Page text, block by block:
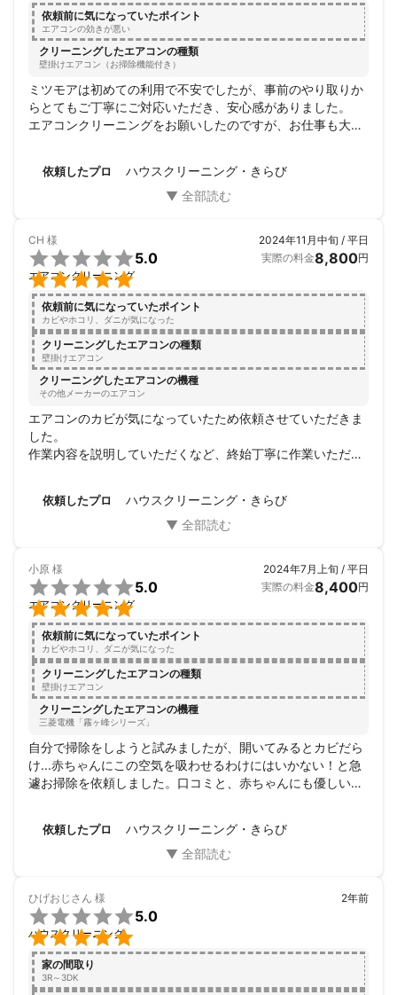
高知では当たり前に夫婦共働き
、たまの休みにもたまった汚れの
掃除…
そういう方々に寄り添うために
私は高知で起業致しました。
エアコンやお風呂のお掃除のために
そんな事しなくて構いません。
不安…
分かります！
でも、毎回キレイなった場所を
見られたお客様は頼んで良かった
とおっしゃってもらえます。
もし、どうしようか悩んでいる
ならお試しで私にお任せ下さい
ませんか
ミツモアへは新規出店なんで
口コミなんてほぼほぼありません！
口コミ書いてなんていいません。
に一生懸命やっているなんて
思ってもらいたくないですし、
お客様には口コミを書く手間も
取らせたくないし…
でも、また頼みたくなるような
仕事を致します。
軽い感じで構いません。
ご興味が少しでもわくようであれば
是非、ミツモアのチャットより
依頼前に気になっていたポイント
エアコンの効きが悪い
クリーニングしたエアコンの種類
壁掛けエアコン（お掃除機能付き）
ミツモアは初めての利用で不安でしたが、事前のやり取りか
らとてもご丁寧にご対応いただき、安心感がありました。
エアコンクリーニングをお願いしたのですが、お仕事も大変
最後に床清掃もしてくださったり、各所に細かく気配りもし
てくださって、熱心にお仕事してくださる方だと感じまし
心してお任せできる方だと思います。
山本さんのお人柄も良くて、会話も楽しかったです。
次回も山本さんにお願いしたいと思います！
ありがとうございました！
依頼したプロ ハウスクリーニング・きらび
CH 様


5.0
エアコンクリーニング
2024年11月中旬 / 平日
実際の料金8,800円
依頼前に気になっていたポイント
カビやホコリ、ダニが気になった
クリーニングしたエアコンの種類
壁掛けエアコン
クリーニングしたエアコンの機種
その他メーカーのエアコン
エアコンのカビが気になっていたため依頼させていただきま
した。
作業内容を説明していただくなど、終始丁寧に作業いただ
依頼したプロ ハウスクリーニング・きらび
小原 様


5.0
エアコンクリーニング
2024年7月上旬 / 平日
実際の料金8,400円
依頼前に気になっていたポイント
カビやホコリ、ダニが気になった
クリーニングしたエアコンの種類
壁掛けエアコン
クリーニングしたエアコンの機種
三菱電機「霧ヶ峰シリーズ」
自分で掃除をしようと試みましたが、開いてみるとカビだら
け...赤ちゃんにこの空気を吸わせるわけにはいかない！と急
遽お掃除を依頼しました。口コミと、赤ちゃんにも優しい洗
謝しております。エアコンの周囲の家具が汚れないようしっ
かりカバーしてくださり、また、最後にビフォーアフターの
きらびさんにお願いして良かったです！
また今後お掃除が必要になった時は、ぜひきらびさんにお願
いしたいと思います。
ありがとうございました。
依頼したプロ ハウスクリーニング・きらび
ひげおじさん 様


5.0
ハウスクリーニング
2年前
家の間取り
3R～3DK